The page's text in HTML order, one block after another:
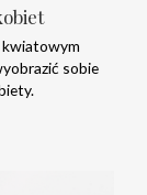
kwiatowym
sobie